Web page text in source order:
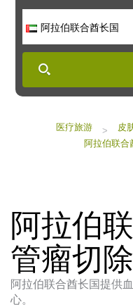
阿拉伯联合酋长国
医疗旅游 > 皮
阿拉伯联合
阿拉伯
管瘤切
阿拉伯联合酋长国提供
心。